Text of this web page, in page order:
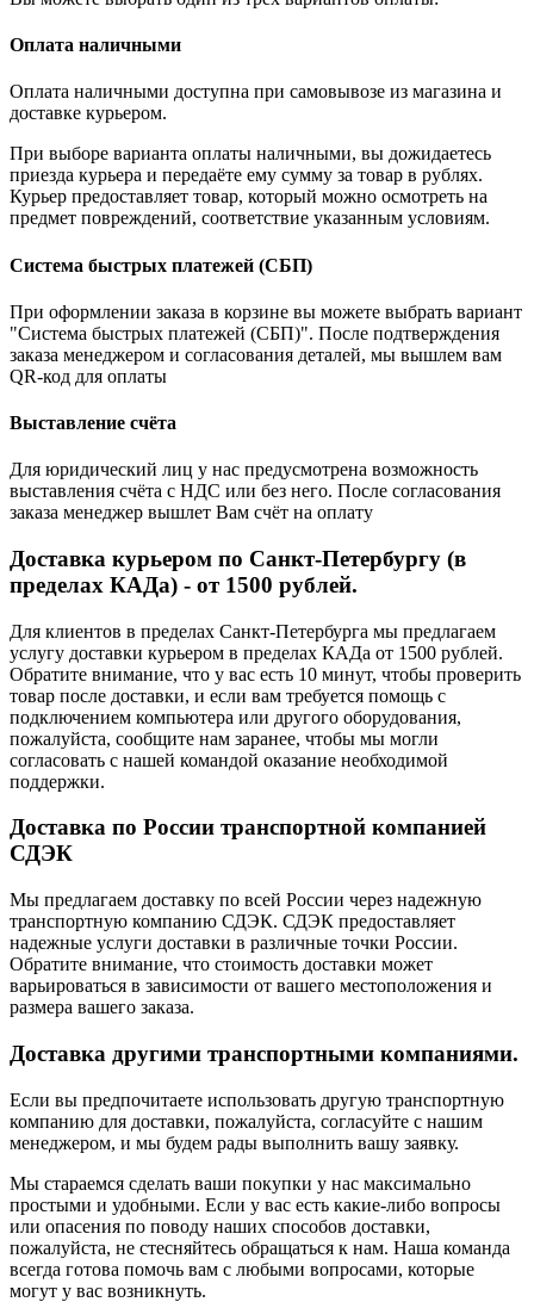
Оплата наличными
Оплата наличными доступна при самовывозе из магазина и
доставке курьером.
При выборе варианта оплаты наличными, вы дожидаетесь
приезда курьера и передаёте ему сумму за товар в рублях.
Курьер предоставляет товар, который можно осмотреть на
предмет повреждений, соответствие указанным условиям.
Система быстрых платежей (СБП)
При оформлении заказа в корзине вы можете выбрать вариант
"Система быстрых платежей (СБП)". После подтверждения
заказа менеджером и согласования деталей, мы вышлем вам
QR-код для оплаты
Выставление счёта
Для юридический лиц у нас предусмотрена возможность
выставления счёта с НДС или без него. После согласования
заказа менеджер вышлет Вам счёт на оплату
Доставка курьером по Санкт-Петербургу (в
пределах КАДа) - от 1500 рублей.
Для клиентов в пределах Санкт-Петербурга мы предлагаем
услугу доставки курьером в пределах КАДа от 1500 рублей.
Обратите внимание, что у вас есть 10 минут, чтобы проверить
товар после доставки, и если вам требуется помощь с
подключением компьютера или другого оборудования,
пожалуйста, сообщите нам заранее, чтобы мы могли
согласовать с нашей командой оказание необходимой
поддержки.
Доставка по России транспортной компанией
СДЭК
Мы предлагаем доставку по всей России через надежную
транспортную компанию СДЭК. СДЭК предоставляет
надежные услуги доставки в различные точки России.
Обратите внимание, что стоимость доставки может
варьироваться в зависимости от вашего местоположения и
размера вашего заказа.
Доставка другими транспортными компаниями.
Если вы предпочитаете использовать другую транспортную
компанию для доставки, пожалуйста, согласуйте с нашим
менеджером, и мы будем рады выполнить вашу заявку.
Мы стараемся сделать ваши покупки у нас максимально
простыми и удобными. Если у вас есть какие-либо вопросы
или опасения по поводу наших способов доставки,
пожалуйста, не стесняйтесь обращаться к нам. Наша команда
всегда готова помочь вам с любыми вопросами, которые
могут у вас возникнуть.